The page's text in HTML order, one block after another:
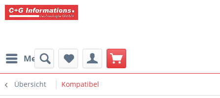
Menü
Übersicht Kompatibel